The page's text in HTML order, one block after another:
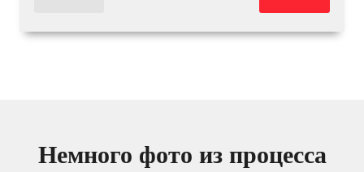
Немного фото из процесса